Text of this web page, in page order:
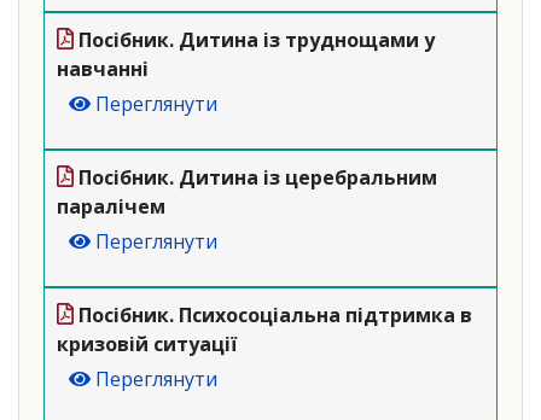
Посібник. Дитина із труднощами у
навчанні
Переглянути
Посібник. Дитина із церебральним
паралічем
Переглянути
Посібник. Психосоціальна підтримка в
кризовій ситуації
Переглянути